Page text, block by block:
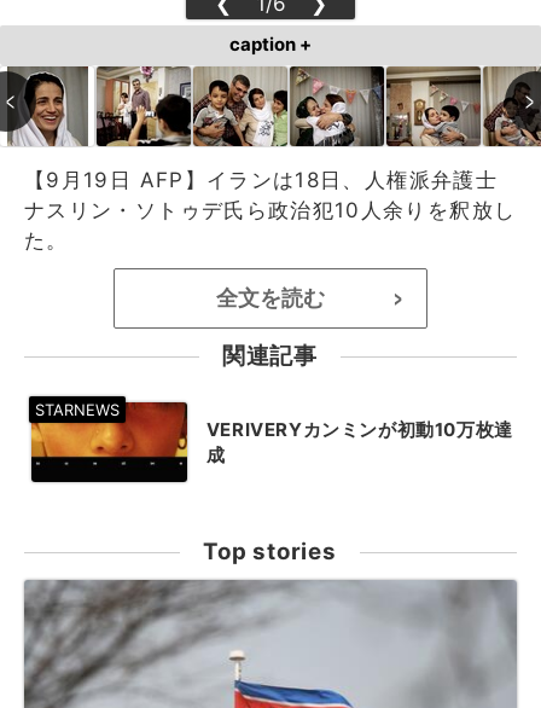
caption +
【9月19日 AFP】イランは18日、人権派弁護士
ナスリン・ソトゥデ氏ら政治犯10人余りを釈放し
た。
全文を読む >
関連記事
VERIVERYカンミンが初動10万枚達
成
Top stories